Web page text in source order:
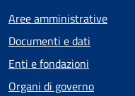
Aree amministrative
Documenti e dati
Enti e fondazioni
Organi di governo